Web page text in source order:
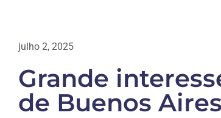
julho 2, 2025
Grande
de Buenos